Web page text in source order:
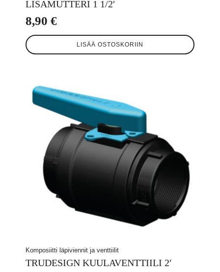
LISÄMUTTERI 1 1/2′
8,90 €
LISÄÄ OSTOSKORIIN
Komposiitti läpiviennit ja venttiilit
TRUDESIGN KUULAVENTTIILI 2′